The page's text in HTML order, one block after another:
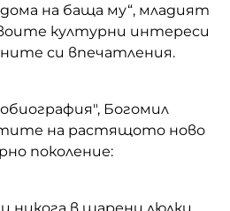
на баща му“, младият
културни интереси
си впечатления.
Богомил
на растящото ново
поколение: